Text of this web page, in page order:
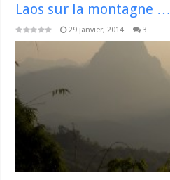
Laos sur la montagne …
29 janvier, 2014 3